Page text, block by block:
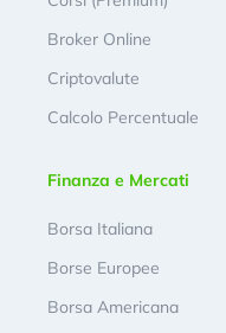
Broker Online
Criptovalute
Calcolo Percentuale
Finanza e Mercati
Borsa Italiana
Borse Europee
Borsa Americana